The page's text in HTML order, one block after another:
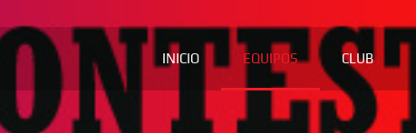
INICIO EQUIPOS CLUB